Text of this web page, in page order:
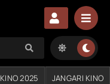
KINO 2025 JANGARI KINO